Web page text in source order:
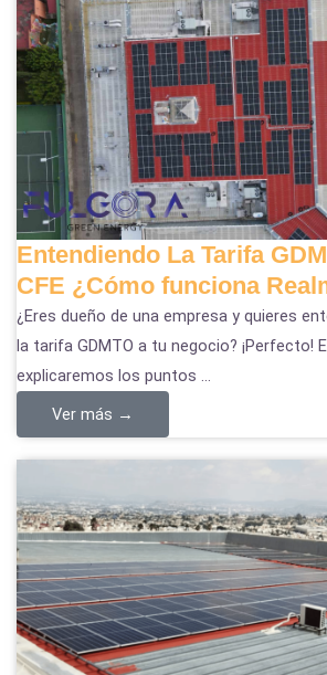
Entendiendo La Tarifa
CFE ¿Cómo funciona
¿Eres dueño de una empresa y quieres
la tarifa GDMTO a tu negocio? ¡Perfecto!
explicaremos los puntos ...
Ver más →